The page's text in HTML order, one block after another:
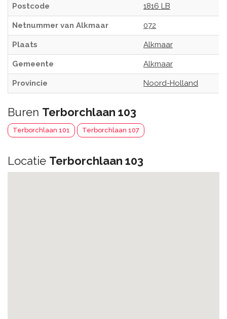
Postcode 1816 LB
Netnummer van Alkmaar 072
Plaats Alkmaar
Gemeente Alkmaar
Provincie Noord-Holland
Buren Terborchlaan 103
Terborchlaan 101 Terborchlaan 107
Locatie Terborchlaan 103